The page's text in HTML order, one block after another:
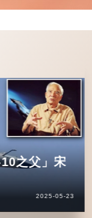
之父」宋
2025-05-23